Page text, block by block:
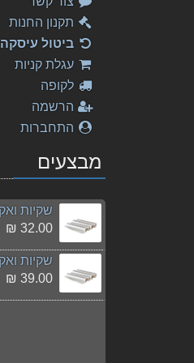
תקנון החנות
ביטול עיסקה
עגלת קניות
לקופה
הרשמה
התחברות
מבצעים
32.00 ₪
39.00 ₪